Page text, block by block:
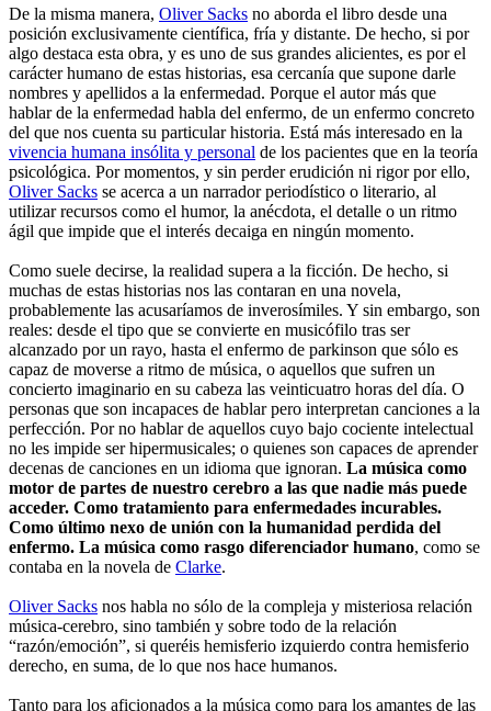
De la misma manera, Oliver Sacks no aborda el libro desde una
posición exclusivamente científica, fría y distante. De hecho, si por
algo destaca esta obra, y es uno de sus grandes alicientes, es por el
carácter humano de estas historias, esa cercanía que supone darle
nombres y apellidos a la enfermedad. Porque el autor más que
hablar de la enfermedad habla del enfermo, de un enfermo concreto
del que nos cuenta su particular historia. Está más interesado en la
vivencia humana insólita y personal de los pacientes que en la teoría
psicológica. Por momentos, y sin perder erudición ni rigor por ello,
Oliver Sacks se acerca a un narrador periodístico o literario, al
utilizar recursos como el humor, la anécdota, el detalle o un ritmo
ágil que impide que el interés decaiga en ningún momento.
Como suele decirse, la realidad supera a la ficción. De hecho, si
muchas de estas historias nos las contaran en una novela,
probablemente las acusaríamos de inverosímiles. Y sin embargo, son
reales: desde el tipo que se convierte en musicófilo tras ser
alcanzado por un rayo, hasta el enfermo de parkinson que sólo es
capaz de moverse a ritmo de música, o aquellos que sufren un
concierto imaginario en su cabeza las veinticuatro horas del día. O
personas que son incapaces de hablar pero interpretan canciones a la
perfección. Por no hablar de aquellos cuyo bajo cociente intelectual
no les impide ser hipermusicales; o quienes son capaces de aprender
decenas de canciones en un idioma que ignoran. La música como
motor de partes de nuestro cerebro a las que nadie más puede
acceder. Como tratamiento para enfermedades incurables.
Como último nexo de unión con la humanidad perdida del
enfermo. La música como rasgo diferenciador humano, como se
contaba en la novela de Clarke.
Oliver Sacks nos habla no sólo de la compleja y misteriosa relación
música-cerebro, sino también y sobre todo de la relación
“razón/emoción”, si queréis hemisferio izquierdo contra hemisferio
derecho, en suma, de lo que nos hace humanos.
Tanto para los aficionados a la música como para los amantes de las